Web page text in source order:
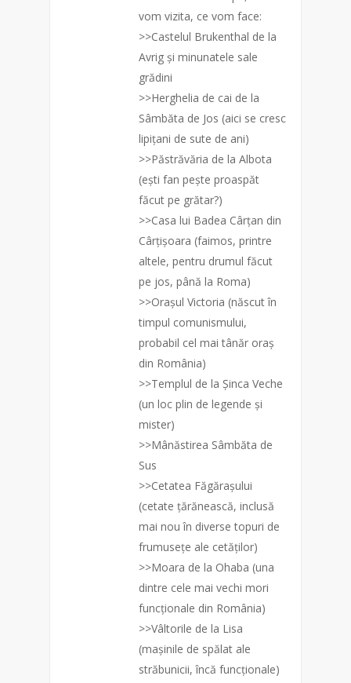
vom vizita, ce vom face:
>>Castelul Brukenthal de la
Avrig și minunatele sale
grădini
>>Herghelia de cai de la
Sâmbăta de Jos (aici se cresc
lipițani de sute de ani)
>>Păstrăvăria de la Albota
(ești fan pește proaspăt
făcut pe grătar?)
>>Casa lui Badea Cârțan din
Cârțișoara (faimos, printre
altele, pentru drumul făcut
pe jos, până la Roma)
>>Orașul Victoria (născut în
timpul comunismului,
probabil cel mai tânăr oraș
din România)
>>Templul de la Șinca Veche
(un loc plin de legende și
mister)
>>Mânăstirea Sâmbăta de
Sus
>>Cetatea Făgărașului
(cetate țărănească, inclusă
mai nou în diverse topuri de
frumusețe ale cetăților)
>>Moara de la Ohaba (una
dintre cele mai vechi mori
funcționale din România)
>>Vâltorile de la Lisa
(mașinile de spălat ale
străbunicii, încă funcționale)